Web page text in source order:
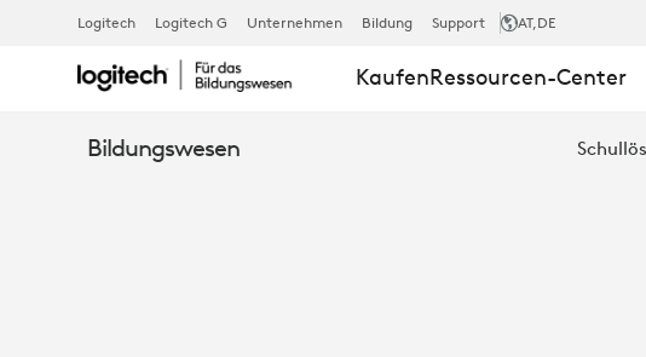
SOLUTIONS
FOR
Logitech Logitech G Unternehmen Bildung Support AT,DE
KaufenRessourcen-Center
Bildungswesen